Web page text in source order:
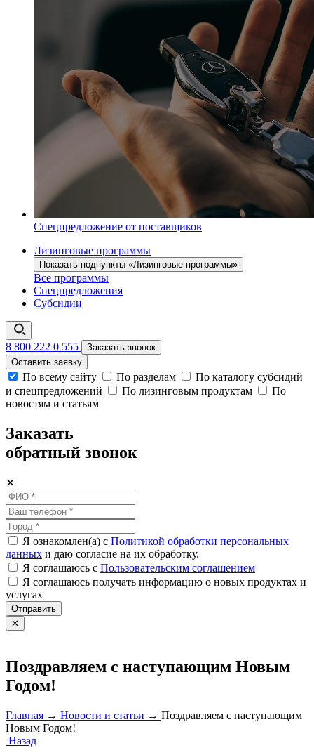
Спецпредложение от поставщиков
Лизинговые программы
Показать подпункты «Лизинговые программы»
Все программы
Спецпредложения
Субсидии
8 800 222 0 555
Заказать звонок
Оставить заявку
По всему сайту По разделам
По каталогу субсидий
и спецпредложений
По лизинговым продуктам
По
новостям и статьям
Заказать
обратный звонок
✕
Я ознакомлен(а) с Политикой обработки персональных
данных и даю согласие на их обработку.
Я соглашаюсь c Пользовательским соглашением
Я соглашаюсь получать информацию о новых продуктах и
услугах
Отправить
✕
Поздравляем с наступающим Новым
Годом!
Главная → Новости и статьи → Поздравляем с наступающим
Новым Годом!
Назад